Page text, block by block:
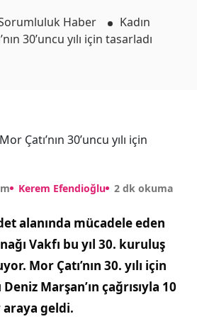
Haber
Kadın
30’uncu yılı için tasarladı
Kerem Efendioğlu 2 dk okuma
alanında mücadele eden
Vakfı bu yıl 30. kuruluş
Mor Çatı’nın 30. yılı için
Marşan’ın çağrısıyla 10
araya geldi.